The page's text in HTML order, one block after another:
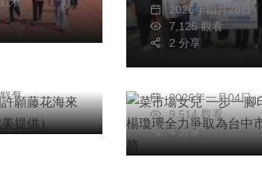
2026年四月26日
7,125 觀看
2 分享
（照片成美
看
菜市塲女兒 一步一
腳印 立委楊瓊瓔全
2026年一月04日
9,514 觀看
4 分享